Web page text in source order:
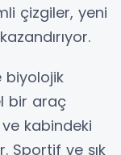
çizgiler, yeni
biyolojik
bir araç
kabindeki
Sportif ve şık